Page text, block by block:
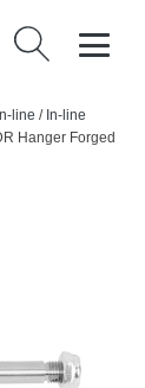
Vyhledávání
line / In-line
Hanger Forged